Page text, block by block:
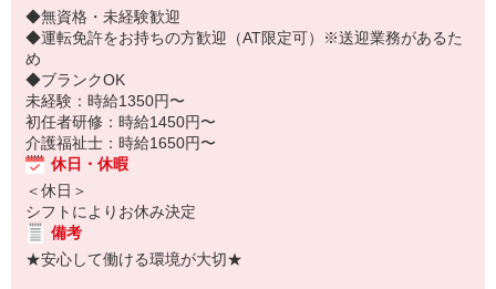
◆無資格・未経験歓迎
◆運転免許をお持ちの方歓迎（AT限定可）※送迎業務があるた
め
◆ブランクOK
未経験：時給1350円〜
初任者研修：時給1450円〜
介護福祉士：時給1650円〜
休日・休暇
＜休日＞
シフトによりお休み決定
備考
★安心して働ける環境が大切★